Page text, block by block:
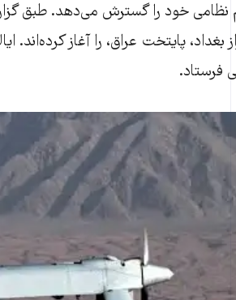
نظامی خود را گسترش می‌دهد. طبق
بغداد، پایتخت عراق، را آغاز
فرستاد.